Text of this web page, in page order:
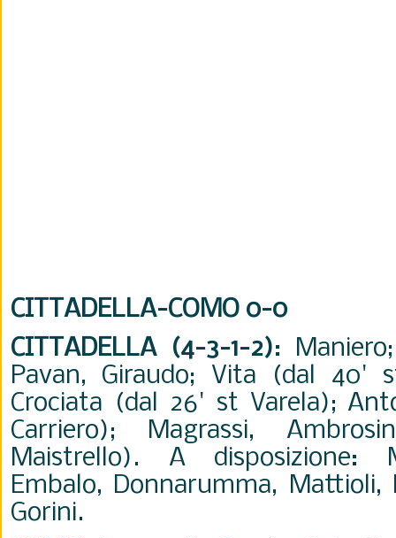
CITTADELLA-COMO 0-0
CITTADELLA (4-3-1-2):
Pavan, Giraudo; Vita (dal 40'
Crociata (dal 26' st Varela);
Carriero); Magrassi,
Maistrello). A disposizione:
Embalo, Donnarumma,
Gorini.